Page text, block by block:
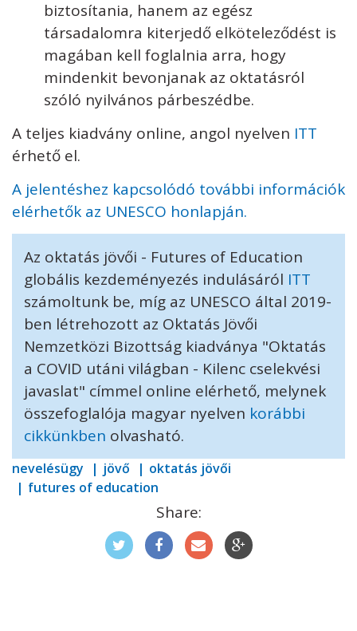
biztosítania, hanem az egész
társadalomra kiterjedő elköteleződést is
magában kell foglalnia arra, hogy
mindenkit bevonjanak az oktatásról
szóló nyilvános párbeszédbe.
A teljes kiadvány online, angol nyelven ITT
érhető el.
A jelentéshez kapcsolódó további információk
elérhetők az UNESCO honlapján.
Az oktatás jövői - Futures of Education
globális kezdeményezés indulásáról ITT
számoltunk be, míg az UNESCO által 2019-
ben létrehozott az Oktatás Jövői
Nemzetközi Bizottság kiadványa "Oktatás
a COVID utáni világban - Kilenc cselekvési
javaslat" címmel online elérhető, melynek
összefoglalója magyar nyelven korábbi
cikkünkben olvasható.
nevelésügy jövő
oktatás jövői
futures of education
Share: